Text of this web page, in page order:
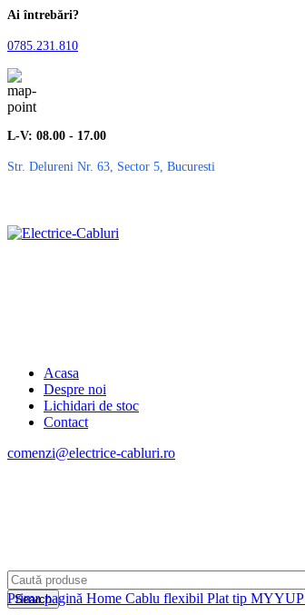
Ai întrebări?
0785.231.810
L-V: 08.00 - 17.00
Str. Delureni Nr. 63, Sector 5, Bucuresti
Acasa
Despre noi
Lichidari de stoc
Contact
comenzi@electrice-cabluri.ro
Search
Prima pagină Home Cablu flexibil Plat tip MYYUP